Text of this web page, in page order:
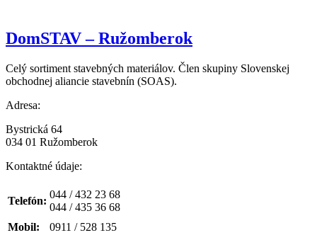
DomSTAV – Ružomberok
Celý sortiment stavebných materiálov. Člen skupiny Slovenskej
obchodnej aliancie stavebnín (SOAS).
Adresa:
Bystrická 64
034 01 Ružomberok
Kontaktné údaje:
Telefón:
044 / 432 23 68
044 / 435 36 68
Mobil:
0911 / 528 135